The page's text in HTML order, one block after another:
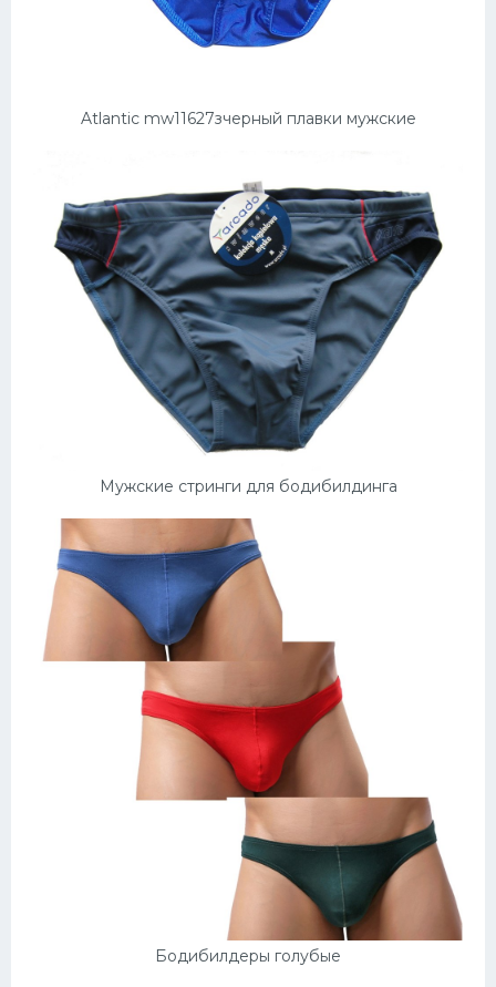
Atlantic mw11627зчepный плавки мужские
Мужские стринги для бодибилдинга
Бодибилдеры голубые